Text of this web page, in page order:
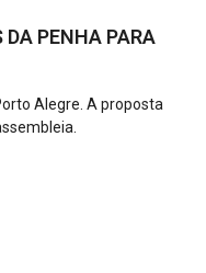
PENHA PARA
Alegre. A proposta